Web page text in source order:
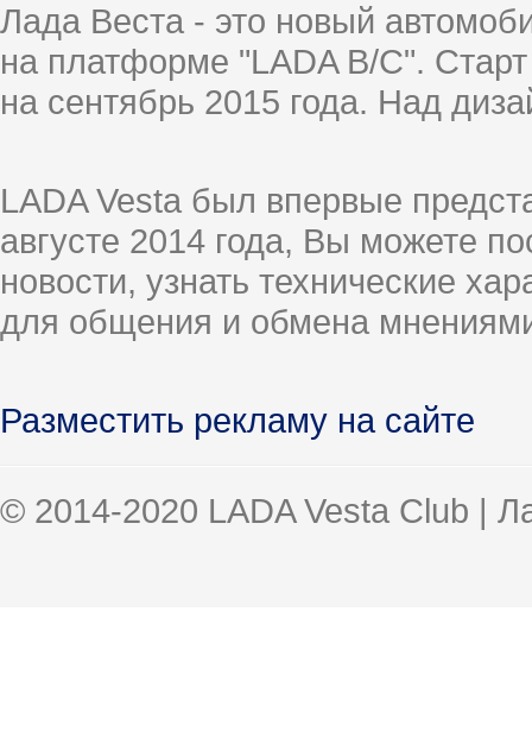
Лада Веста - это новый
на платформе "LADA B/C".
на сентябрь 2015 года. Над
LADA Vesta был впервые
августе 2014 года, Вы можете
новости, узнать технические
для общения и обмена
Разместить рекламу на сайте
© 2014-2020 LADA Vesta Club |